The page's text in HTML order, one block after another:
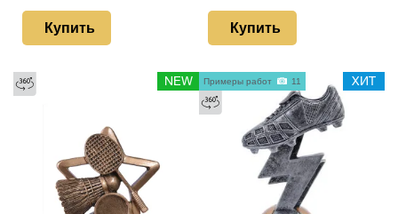
Купить Купить
NEW ХИТ
Примеры работ 11